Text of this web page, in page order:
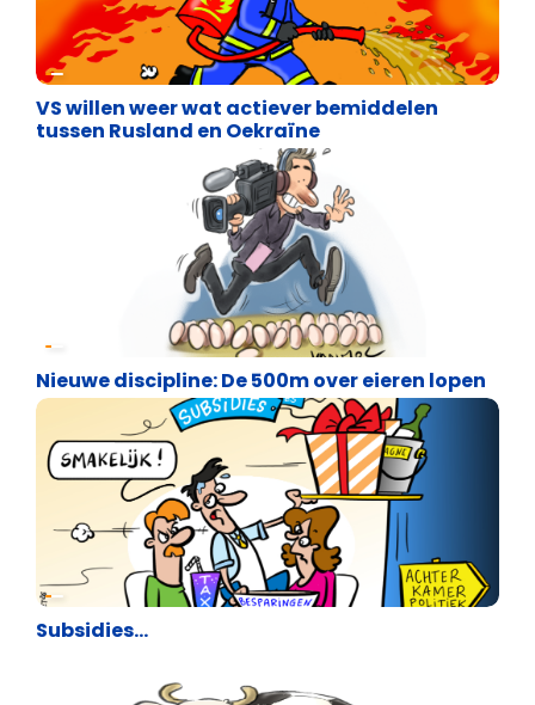
Cartoons
VS willen weer wat actiever bemiddelen
tussen Rusland en Oekraïne
Nieuwe discipline: De 500m over eieren lopen
Cartoons
Subsidies…